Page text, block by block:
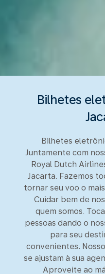
Bilhetes
Bilhetes
Juntamente com
Royal Dutch
Jacarta. Fazemos
tornar seu voo o
Cuidar bem de
quem somos.
pessoas dando o
para seu
convenientes.
se ajustam à sua
Aproveite ao